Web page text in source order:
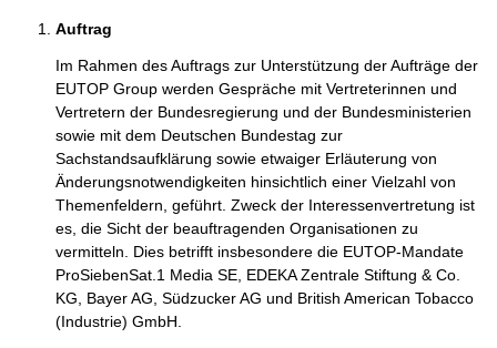
Auftrag
Im Rahmen des Auftrags zur Unterstützung der Aufträge der
EUTOP Group werden Gespräche mit Vertreterinnen und
Vertretern der Bundesregierung und der Bundesministerien
sowie mit dem Deutschen Bundestag zur
Sachstandsaufklärung sowie etwaiger Erläuterung von
Änderungsnotwendigkeiten hinsichtlich einer Vielzahl von
Themenfeldern, geführt. Zweck der Interessenvertretung ist
es, die Sicht der beauftragenden Organisationen zu
vermitteln. Dies betrifft insbesondere die EUTOP-Mandate
ProSiebenSat.1 Media SE, EDEKA Zentrale Stiftung & Co.
KG, Bayer AG, Südzucker AG und British American Tobacco
(Industrie) GmbH.